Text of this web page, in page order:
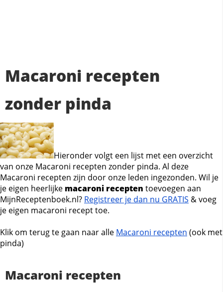
Macaroni recepten
zonder pinda
Hieronder volgt een lijst met een overzicht
van onze Macaroni recepten zonder pinda. Al deze
Macaroni recepten zijn door onze leden ingezonden. Wil je
je eigen heerlijke macaroni recepten toevoegen aan
MijnReceptenboek.nl? Registreer je dan nu GRATIS & voeg
je eigen macaroni recept toe.
Klik om terug te gaan naar alle Macaroni recepten (ook met
pinda)
Macaroni recepten